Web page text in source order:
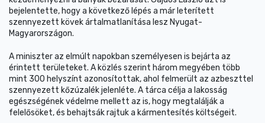
bejelentette, hogy a következő lépés a már leterített
szennyezett kövek ártalmatlanítása lesz Nyugat-
Magyarországon.
A miniszter az elmúlt napokban személyesen is bejárta az
érintett területeket. A közlés szerint három megyében több
mint 300 helyszínt azonosítottak, ahol felmerült az azbeszttel
szennyezett kőzúzalék jelenléte. A tárca célja a lakosság
egészségének védelme mellett az is, hogy megtalálják a
felelősöket, és behajtsák rajtuk a kármentesítés költségeit.